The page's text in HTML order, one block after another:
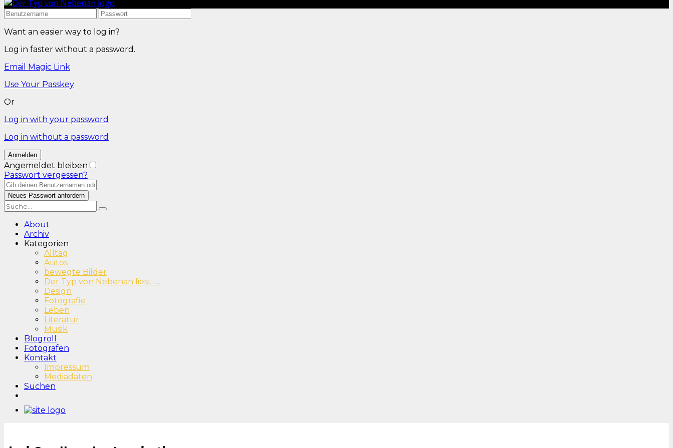
Want an easier way to log in?
Log in faster without a password.
Email Magic Link
Use Your Passkey
Or
Log in with your password
Log in without a password
Angemeldet bleiben
Passwort vergessen?
About
Archiv
Kategorien
Alltag
Autos
bewegte Bilder
Der Typ von Nebenan liest: …
Design
Fotografie
Leben
Literatur
Musik
Blogroll
Fotografen
Kontakt
Impressum
Mediadaten
Suchen